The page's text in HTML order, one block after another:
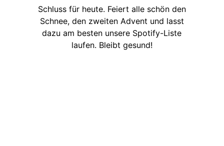
Schluss für heute. Feiert alle schön den
Schnee, den zweiten Advent und lasst
dazu am besten unsere Spotify-Liste
laufen. Bleibt gesund!